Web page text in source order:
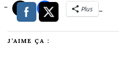
Plus
J’AIME ÇA :